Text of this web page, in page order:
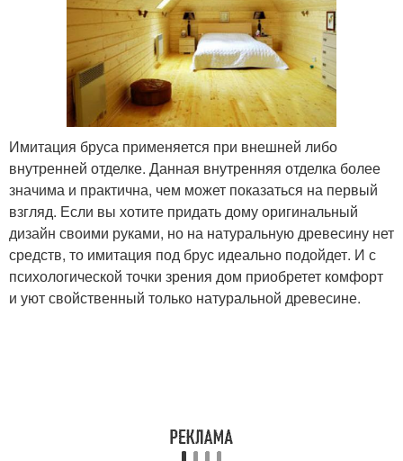
Имитация бруса применяется при внешней либо
внутренней отделке. Данная внутренняя отделка более
значима и практична, чем может показаться на первый
взгляд. Если вы хотите придать дому оригинальный
дизайн своими руками, но на натуральную древесину нет
средств, то имитация под брус идеально подойдет. И с
психологической точки зрения дом приобретет комфорт
и уют свойственный только натуральной древесине.